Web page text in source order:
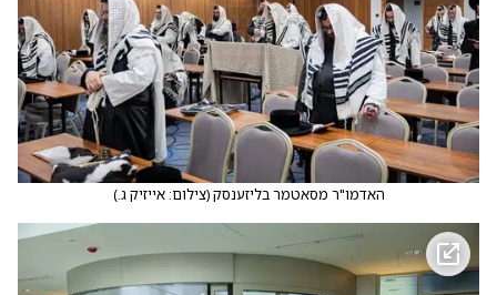
האדמו"ר מסאטמר בליזענסק(צילום: אייזיק ג.)